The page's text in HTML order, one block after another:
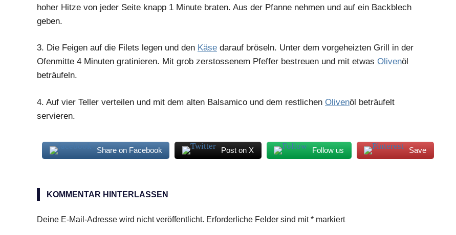
hoher Hitze von jeder Seite knapp 1 Minute braten. Aus der Pfanne nehmen und auf ein Backblech
geben.
3. Die Feigen auf die Filets legen und den Käse darauf bröseln. Unter dem vorgeheizten Grill in der
Ofenmitte 4 Minuten gratinieren. Mit grob zerstossenem Pfeffer bestreuen und mit etwas Olivenöl
beträufeln.
4. Auf vier Teller verteilen und mit dem alten Balsamico und dem restlichen Olivenöl beträufelt
servieren.
Share on Facebook Post on X Follow us Save
KOMMENTAR HINTERLASSEN
Deine E-Mail-Adresse wird nicht veröffentlicht. Erforderliche Felder sind mit* markiert